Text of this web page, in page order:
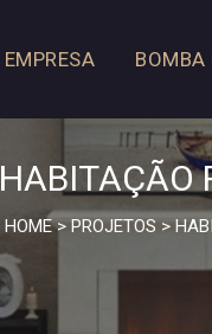
EMPRESA BOMBA
HABITAÇÃO
HOME> PROJETOS >